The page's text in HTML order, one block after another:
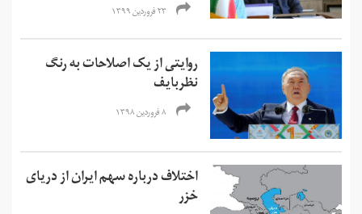
۲۳ فروردین ۱۳۹۹
روایتی از یک اصلاحات به رنگ
نظربایف
۸ فروردین ۱۳۹۸
اختلاف درباره سهم ایران از دریای
خزر